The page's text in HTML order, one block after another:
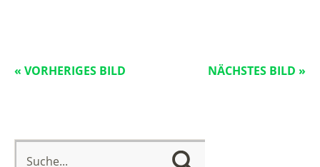
« VORHERIGES BILD NÄCHSTES BILD »